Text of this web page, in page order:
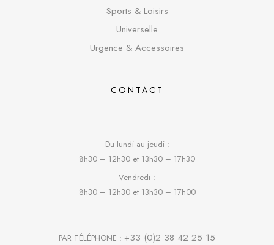
Sports & Loisirs
Universelle
Urgence & Accessoires
CONTACT
Du lundi au jeudi :
8h30 – 12h30 et 13h30 – 17h30
Vendredi :
8h30 – 12h30 et 13h30 – 17h00
PAR TÉLÉPHONE : +33 (0)2 38 42 25 15